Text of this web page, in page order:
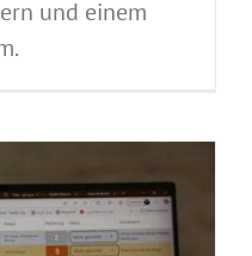
und einem